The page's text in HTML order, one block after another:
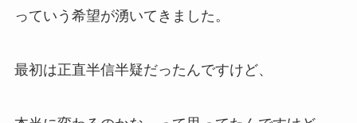
っていう希望が湧いてきました。
最初は正直半信半疑だったんですけど、